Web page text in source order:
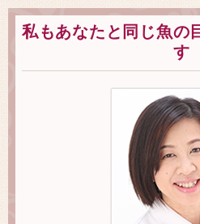
私もあなたと同じ魚の
す